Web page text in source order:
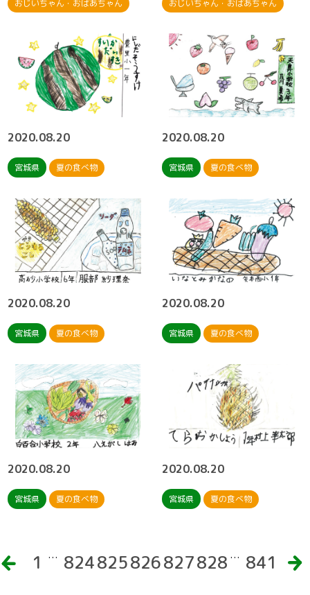
おじいちゃん・おばあちゃん おじいちゃん・おばあちゃん
2020.08.20
宮城県 夏の食べ物
2020.08.20
宮城県 夏の食べ物
2020.08.20
宮城県 夏の食べ物
2020.08.20
宮城県 夏の食べ物
2020.08.20
宮城県 夏の食べ物
2020.08.20
宮城県 夏の食べ物
前
1 … 824825826827828 … 841